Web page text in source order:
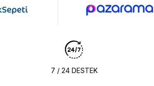
7 / 24 DESTEK